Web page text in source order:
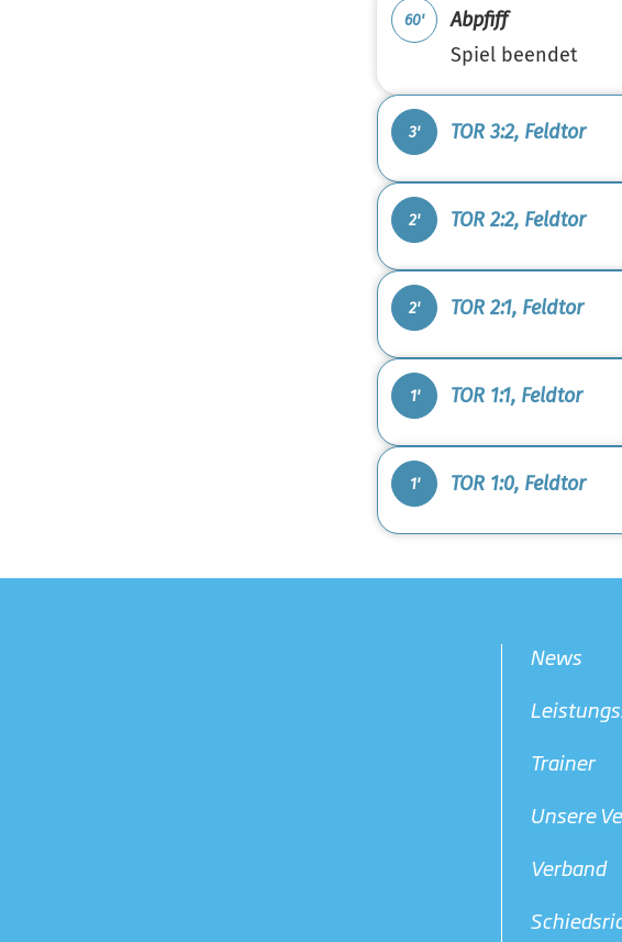
60'
Abpfiff
Spiel beendet
3' TOR 3:2, Feldtor
2' TOR 2:2, Feldtor
2' TOR 2:1, Feldtor
1' TOR 1:1, Feldtor
1' TOR 1:0, Feldtor
News
Trainer
Unsere
Verband